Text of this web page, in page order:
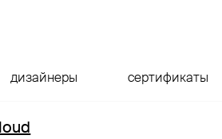
дизайнеры сертификаты